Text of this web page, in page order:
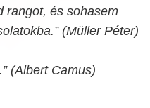
rangot, és sohasem
(Müller Péter)
(Albert Camus)